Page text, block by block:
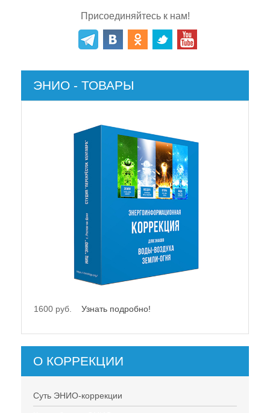
Присоединяйтесь к нам!
ЭНИО - ТОВАРЫ
21500 руб.Узнать подробно!
О КОРРЕКЦИИ
Суть ЭНИО-коррекции